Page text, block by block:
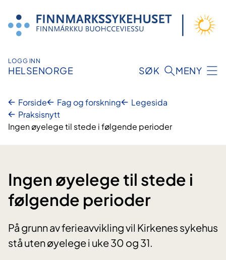
innhold
LOGG INN
HELSENORGE SØK MENY
Forside Fag og forskning
Legesida
Praksisnytt
Ingen øyelege til stede i følgende perioder
Ingen øyelege til stede i
følgende perioder
På grunn av ferieavvikling vil Kirkenes sykehus
stå uten øyelege i uke 30 og 31.